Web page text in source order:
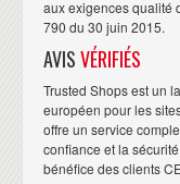
aux exigences qualité
790 du 30 juin 2015.
AVISVÉRIFIÉS
Trusted Shops est un
européen pour les
offre un service
confiance et la
bénéfice des clients